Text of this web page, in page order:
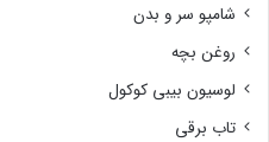
شامپو سر و بدن
روغن بچه
لوسیون بیبی کوکول
تاب برقی